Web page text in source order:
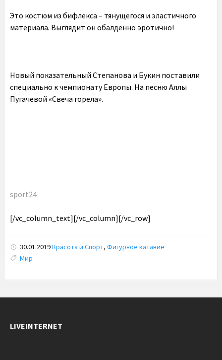
Это костюм из бифлекса – тянущегося и эластичного
материала. Выглядит он обалденно эротично!
Новый показательный Степанова и Букин поставили
специально к чемпионату Европы. На песню Аллы
Пугачевой «Свеча горела».
sport24
[/vc_column_text][/vc_column][/vc_row]
30.01.2019Красота и Спорт, Фигурное катание
Tags:
Мир
LIVEINTERNET